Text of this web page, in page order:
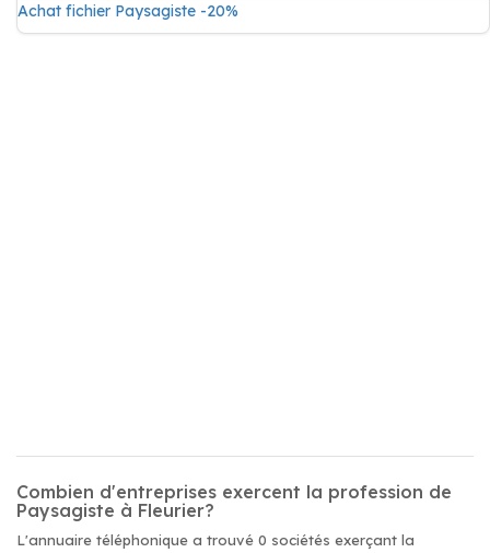
Achat fichier Paysagiste -20%
Combien d'entreprises exercent la profession de
Paysagiste à Fleurier?
L'annuaire téléphonique a trouvé 0 sociétés exerçant la